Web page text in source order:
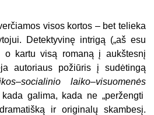
visos kortos – bet telieka
Detektyvinę intrigą („aš esu
o kartu visą romaną į aukštesnį
autoriaus požiūris į sudėtingą
laiko–visuomenės
galima, kada ne „peržengti
ir originalų skambesį.